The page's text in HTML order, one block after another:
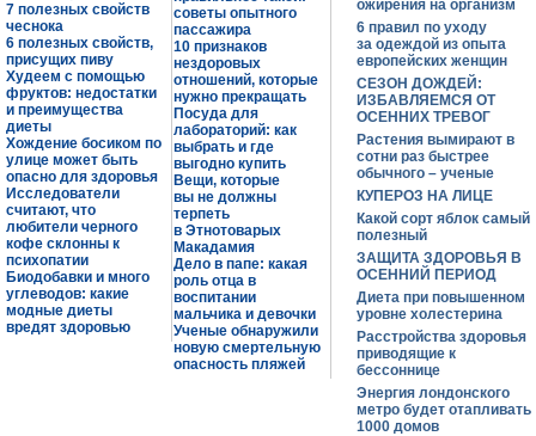
ожирения на организм
6 правил по уходу
за одеждой из опыта
европейских женщин
СЕЗОН ДОЖДЕЙ:
ИЗБАВЛЯЕМСЯ ОТ
ОСЕННИХ ТРЕВОГ
Растения вымирают в
сотни раз быстрее
обычного – ученые
КУПЕРОЗ НА ЛИЦЕ
Какой сорт яблок самый
полезный
ЗАЩИТА ЗДОРОВЬЯ В
ОСЕННИЙ ПЕРИОД
Диета при повышенном
уровне холестерина
Расстройства здоровья
приводящие к
бессоннице
Энергия лондонского
метро будет отапливать
1000 домов
7 полезных свойств
чеснока
6 полезных свойств,
присущих пиву
Худеем с помощью
фруктов: недостатки
и преимущества
диеты
Хождение босиком по
улице может быть
опасно для здоровья
Исследователи
считают, что
любители черного
кофе склонны к
психопатии
Биодобавки и много
углеводов: какие
модные диеты
вредят здоровью
советы опытного
пассажира
10 признаков
нездоровых
отношений, которые
нужно прекращать
Посуда для
лабораторий: как
выбрать и где
выгодно купить
Вещи, которые
вы не должны
терпеть
в Этнотоварых
Макадамия
Дело в папе: какая
роль отца в
воспитании
мальчика и девочки
Ученые обнаружили
новую смертельную
опасность пляжей